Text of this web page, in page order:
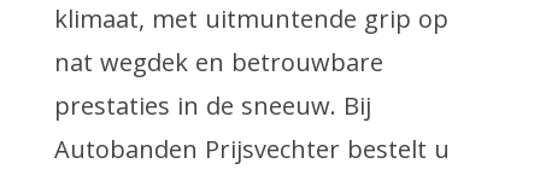
klimaat, met uitmuntende grip op
nat wegdek en betrouwbare
prestaties in de sneeuw. Bij
Autobanden Prijsvechter bestelt u